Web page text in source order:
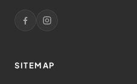
SITEMAP